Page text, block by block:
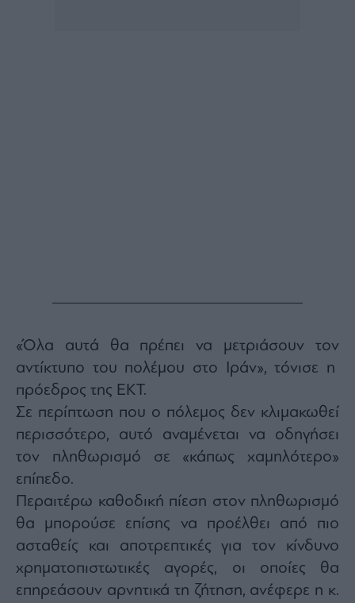
«Όλα αυτά θα πρέπει να μετριάσουν τον
αντίκτυπο του πολέμου στο Ιράν», τόνισε η
πρόεδρος της ΕΚΤ.
Σε περίπτωση που ο πόλεμος δεν κλιμακωθεί
περισσότερο, αυτό αναμένεται να οδηγήσει
τον πληθωρισμό σε «κάπως χαμηλότερο»
επίπεδο.
Περαιτέρω καθοδική πίεση στον πληθωρισμό
θα μπορούσε επίσης να προέλθει από πιο
ασταθείς και αποτρεπτικές για τον κίνδυνο
χρηματοπιστωτικές αγορές, οι οποίες θα
επηρεάσουν αρνητικά τη ζήτηση, ανέφερε η κ.